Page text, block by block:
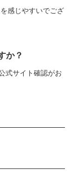
感じやすいでござ
か？
式サイト確認がお